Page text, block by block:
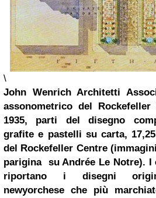
\
John Wenrich Architetti
assonometrico del
1935, parti del disegno
grafite e pastelli su carta,
del Rockefeller Centre
parigina su Andrée Le Notre). I
riportano i disegni
newyorchese che più